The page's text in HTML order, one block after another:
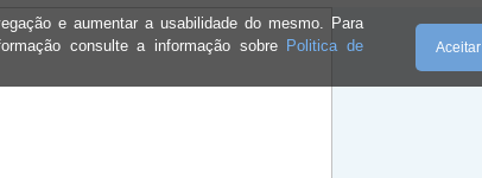
e aumentar a usabilidade do mesmo. Para
consulte a informação sobre Politica de
Aceitar